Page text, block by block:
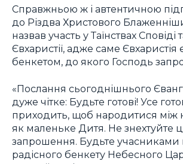
Справжньою ж і автентичною
до Різдва Христового
назвав участь у Таїнствах Сповіді
Євхаристії, адже саме Євхаристія
бенкетом, до якого Господь
«Послання сьогоднішнього
дуже чітке: Будьте готові! Усе
приходить, щоб народитися між
як маленьке Дитя. Не знехтуйте
запрошення. Будьте учасниками
радісного бенкету Небесного